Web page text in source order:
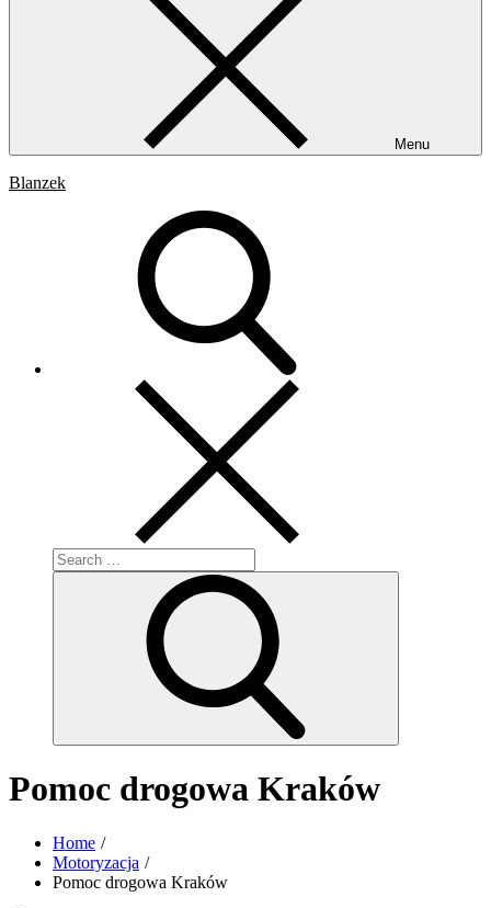
Menu
Blanzek
Search
for:
Pomoc drogowa Kraków
Home
Motoryzacja
Pomoc drogowa Kraków